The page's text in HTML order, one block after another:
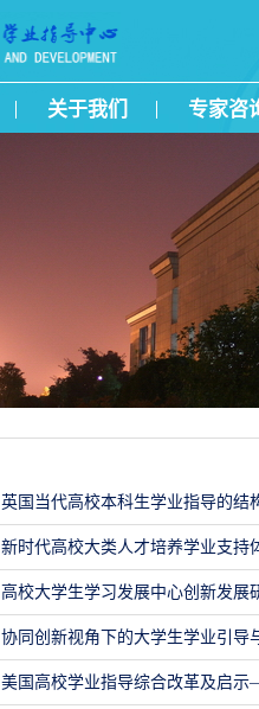
关于我们 专家咨
英国当代高校本科生学业指导的结
新时代高校大类人才培养学业支
高校大学生学习发展中心创新发
协同创新视角下的大学生学业引导
美国高校学业指导综合改革及启